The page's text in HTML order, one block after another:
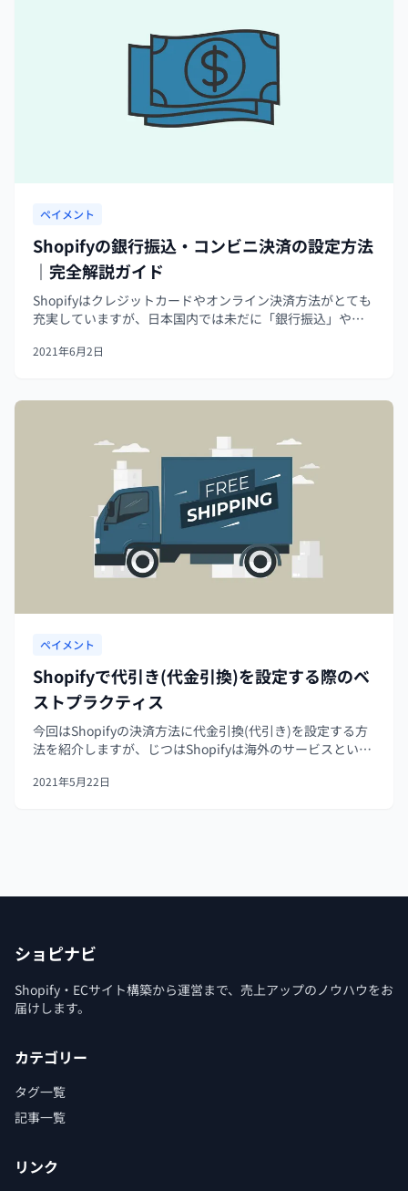
ペイメント
Shopifyの銀行振込・コンビニ決済の設定方法
｜完全解説ガイド
Shopifyはクレジットカードやオンライン決済方法がとても
充実していますが、日本国内では未だに「銀行振込」や
プの運営をする場合、銀行振込やコンビニ決済に対応する
2021年6月2日
ペイメント
Shopifyで代引き(代金引換)を設定する際のベ
ストプラクティス
今回はShopifyの決済方法に代金引換(代引き)を設定する方
法を紹介しますが、じつはShopifyは海外のサービスという
は、Shopifyの代引きの設定方法と問題点を説明した上で、
2021年5月22日
ショピナビ
Shopify・ECサイト構築から運営まで、売上アップのノウハウをお
届けします。
カテゴリー
タグ一覧
記事一覧
リンク